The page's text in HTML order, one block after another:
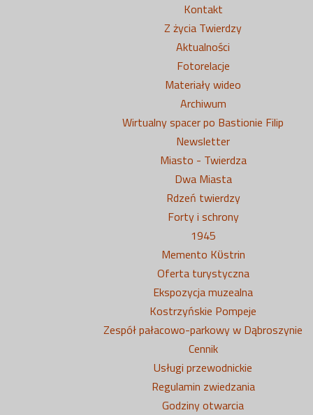
Kontakt
Z życia Twierdzy
Aktualności
Fotorelacje
Materiały wideo
Archiwum
Wirtualny spacer po Bastionie Filip
Newsletter
Miasto - Twierdza
Dwa Miasta
Rdzeń twierdzy
Forty i schrony
1945
Memento Kϋstrin
Oferta turystyczna
Ekspozycja muzealna
Kostrzyńskie Pompeje
Zespół pałacowo-parkowy w Dąbroszynie
Cennik
Usługi przewodnickie
Regulamin zwiedzania
Godziny otwarcia